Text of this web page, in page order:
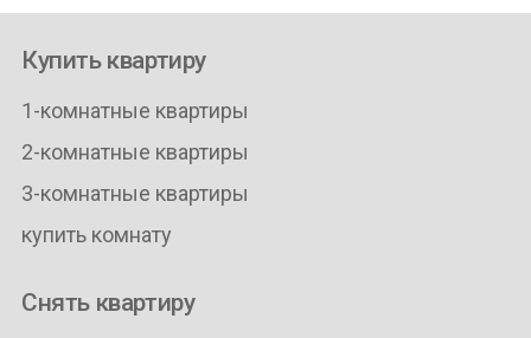
Купить квартиру
1-комнатные квартиры
2-комнатные квартиры
3-комнатные квартиры
купить комнату
Снять квартиру